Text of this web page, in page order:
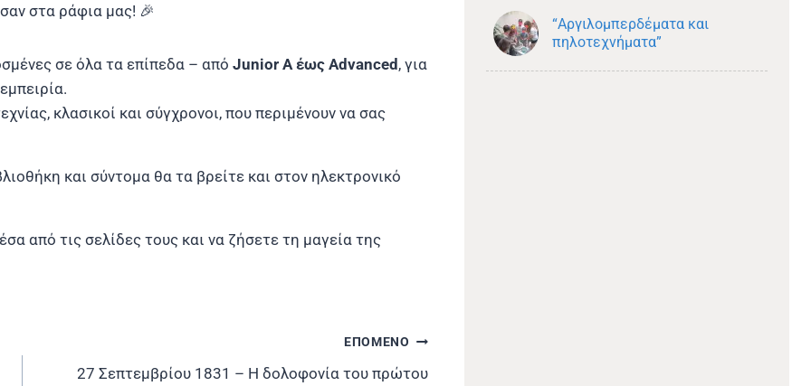
στα ράφια μας! 🎉
σε όλα τα επίπεδα – από Junior A έως Advanced, για
κλασικοί και σύγχρονοι, που περιμένουν να σας
και σύντομα θα τα βρείτε και στον ηλεκτρονικό
από τις σελίδες τους και να ζήσετε τη μαγεία της
ΕΠΟΜΕΝΟ
27 Σεπτεμβρίου 1831 – Η δολοφονία του πρώτου
“Αργιλομπερδέματα και
πηλοτεχνήματα”